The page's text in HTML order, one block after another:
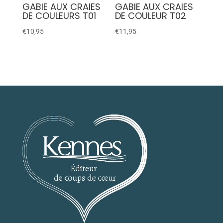
GABIE AUX CRAIES
DE COULEURS T01
€10,95
GABIE AUX CRAIES
DE COULEUR T02
€11,95